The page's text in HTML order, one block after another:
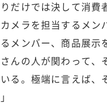
りだけでは決して消費
メラを担当するメン
メンバー、商品展示
んの人が関わって、
る。極端に言えば、